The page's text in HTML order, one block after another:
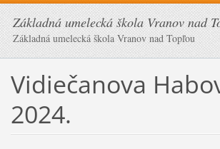
Základná umelecká škola Vranov nad
Základná umelecká škola Vranov nad Topľou
Vidiečanova
2024.